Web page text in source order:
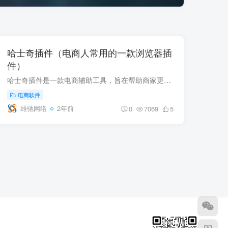
哈士奇插件（电商人常用的一款浏览器插
件）
哈士奇插件是一款电商辅助工具，旨在帮助商家更轻松地管理店铺、提高销售业绩。它适用于淘宝、天猫、1688、拼多多、京东、抖店、苏宁、跨境等各大电商平台的运营，通过哈士奇电商插件，商家可以...
电商软件
雄驰网络 2年前 0 7069 5